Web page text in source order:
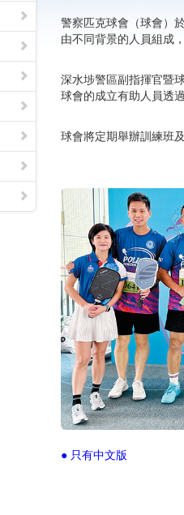
警察匹克球會（球會）
由不同背景的人員組成
深水埗警區副指揮官暨
球會的成立有助人員透
球會將定期舉辦訓練班
● 只有中文版